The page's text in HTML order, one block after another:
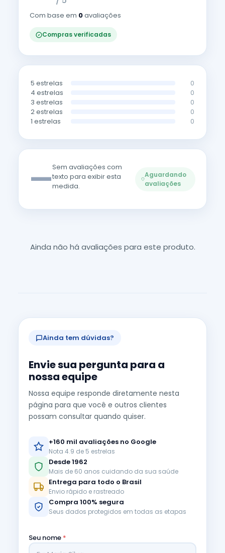
Com base em 0avaliações
Compras verificadas
5 estrelas 0
4 estrelas 0
3 estrelas 0
2 estrelas 0
1 estrelas 0
—Sem avaliações com
texto para exibir esta
medida.
Aguardando
avaliações
Ainda não há avaliações para este produto.
Ainda tem dúvidas?
Envie sua pergunta para a
nossa equipe
Nossa equipe responde diretamente nesta
página para que você e outros clientes
possam consultar quando quiser.
+160 mil avaliações no Google
Nota 4.9 de 5 estrelas
Desde 1962
Mais de 60 anos cuidando da sua saúde
Entrega para todo o Brasil
Envio rápido e rastreado
Compra 100% segura
Seus dados protegidos em todas as etapas
Seu nome *